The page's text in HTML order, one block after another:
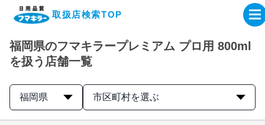
取扱店検索TOP
企業・IR情報サイト
製品情報サイト
福岡県のフマキラープレミアム プロ用 800ml
を扱う店舗一覧
福岡県 市区町村を選ぶ